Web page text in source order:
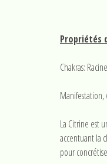
Propriétés
Chakras:
La Citrine est
accentuant la
pour